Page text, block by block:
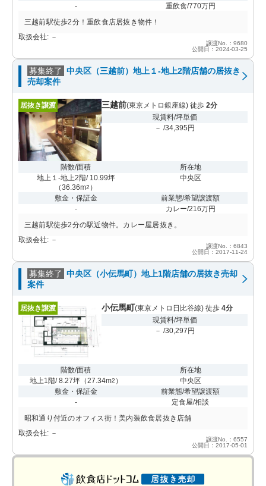
-
重飲食/770万円
三越前駅徒歩2分！重飲食店居抜き物件！
取扱会社: －
譲渡No.：9680
公開日：2024-03-25
募集終了 中央区（三越前）地上１-地上2階店舗の居抜き
売却案件
居抜き譲渡 三越前(東京メトロ銀座線) 徒歩 2分
現賃料/坪単価
－ /34,395円
階数/面積
地上１-地上2階/ 10.99坪
（36.36m2 ）
所在地
中央区
敷金・保証金
-
前業態/希望譲渡額
カレー/216万円
三越前駅徒歩2分の駅近物件。カレー屋居抜き。
取扱会社: －
譲渡No.：6843
公開日：2017-11-24
募集終了 中央区（小伝馬町）地上1階店舗の居抜き売却
案件
居抜き譲渡 小伝馬町(東京メトロ日比谷線) 徒歩 4分
現賃料/坪単価
－ /30,297円
階数/面積
地上1階/ 8.27坪（27.34m2 ）
所在地
中央区
敷金・保証金
-
前業態/希望譲渡額
定食屋/相談
昭和通り付近のオフィス街！美内装飲食居抜き店舗
取扱会社: －
譲渡No.：6557
公開日：2017-05-01